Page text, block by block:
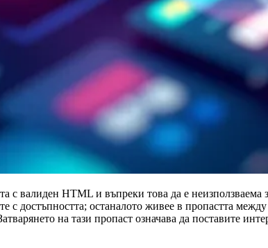
с валиден HTML и въпреки това да е неизползваема
достъпността; останалото живее в пропастта
на тази пропаст означава да поставите